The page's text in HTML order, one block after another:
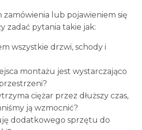
zamówienia lub pojawieniem się
zadać pytania takie jak:
wszystkie drzwi, schody i
montażu jest wystarczająco
ciężar przez dłuższy czas,
ją wzmocnić?
dodatkowego sprzętu do